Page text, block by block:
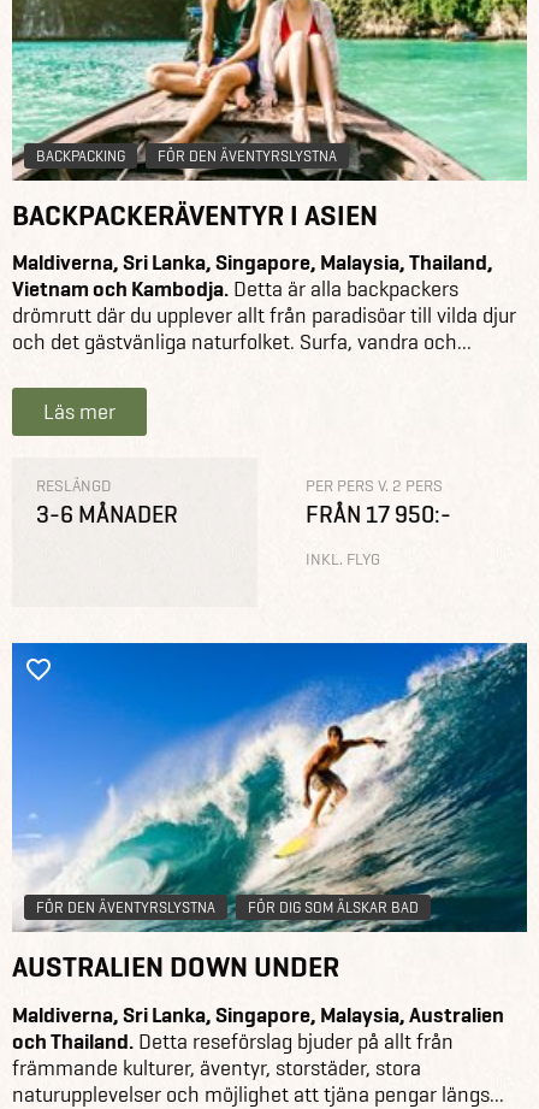
BACKPACKING FÖR DEN ÄVENTYRSLYSTNA
BACKPACKERÄVENTYR I ASIEN
Maldiverna, Sri Lanka, Singapore, Malaysia, Thailand,
Vietnam och Kambodja. Detta är alla backpackers
drömrutt där du upplever allt från paradisöar till vilda djur
och det gästvänliga naturfolket. Surfa, vandra och...
Läs mer
RESLÄNGD
3-6 MÅNADER
PER PERS V. 2 PERS
FRÅN 17 950:-
INKL. FLYG
FÖR DEN ÄVENTYRSLYSTNA FÖR DIG SOM ÄLSKAR BAD
AUSTRALIEN DOWN UNDER
Maldiverna, Sri Lanka, Singapore, Malaysia, Australien
och Thailand. Detta reseförslag bjuder på allt från
främmande kulturer, äventyr, storstäder, stora
naturupplevelser och möjlighet att tjäna pengar längs...